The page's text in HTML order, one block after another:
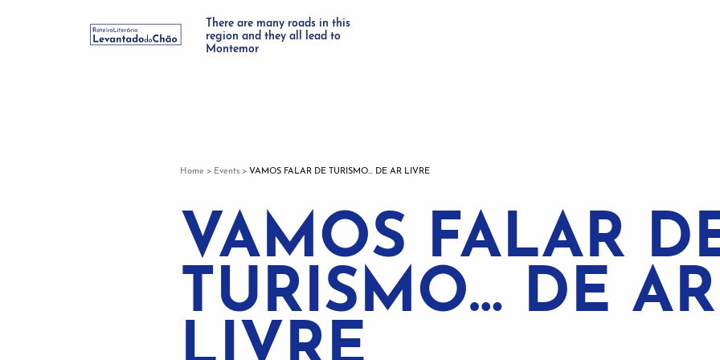
There are many roads in this
region and they all lead to
Montemor
Home > Events > VAMOS FALAR DE TURISMO… DE AR LIVRE
VAMOS FALAR
TURISMO… DE AR